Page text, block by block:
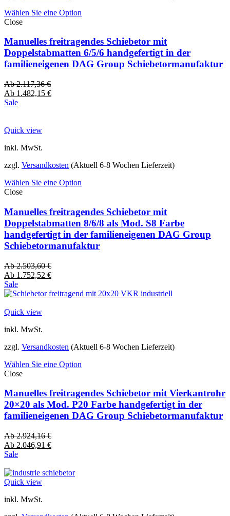
Wählen Sie eine Option
Close
Manuelles freitragendes Schiebetor mit
Doppelstabmatten 6/5/6 handgefertigt in der
familieneigenen DAG Group Schiebetormanufaktur
Ab2.117,36€
Ab 1.482,15 €
Sale
Quick view
inkl. MwSt.
zzgl. Versandkosten (Aktuell 6-8 Wochen Lieferzeit)
Wählen Sie eine Option
Close
Manuelles freitragendes Schiebetor mit
Doppelstabmatten 8/6/8 als Mod. S8 Farbe
handgefertigt in der familieneigenen DAG Group
Schiebetormanufaktur
Ab2.503,60€
Ab 1.752,52 €
Sale
Quick view
inkl. MwSt.
zzgl. Versandkosten (Aktuell 6-8 Wochen Lieferzeit)
Wählen Sie eine Option
Close
Manuelles freitragendes Schiebetor mit Vierkantrohr
20×20 als Mod. P20 Farbe handgefertigt in der
familieneigenen DAG Group Schiebetormanufaktur
Ab2.924,16€
Ab 2.046,91 €
Sale
Quick view
inkl. MwSt.